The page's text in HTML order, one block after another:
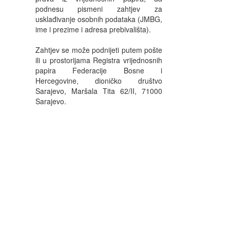
podnesu pismeni zahtjev za
usklađivanje osobnih podataka (JMBG,
ime i prezime i adresa prebivališta).
Zahtjev se može podnijeti putem pošte
ili u prostorijama Registra vrijednosnih
papira Federacije Bosne i
Hercegovine, dioničko društvo
Sarajevo, Maršala Tita 62/II, 71000
Sarajevo.